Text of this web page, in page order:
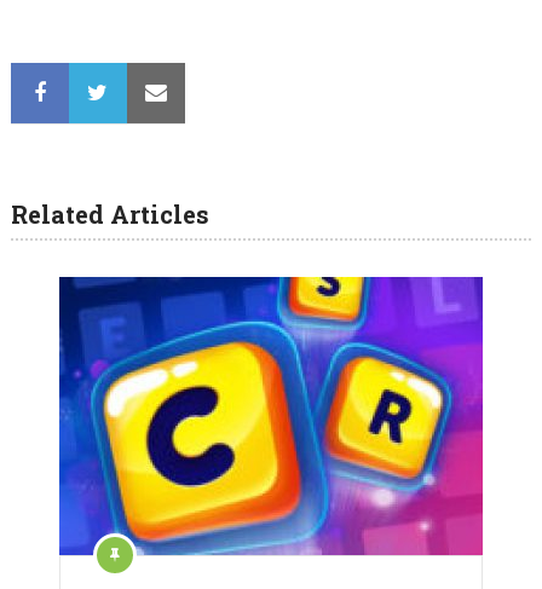
Related Articles